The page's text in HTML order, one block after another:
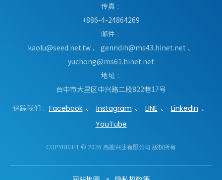
传真
+886-4-24864269
邮件
kaolu@seed.net.tw 、 genndih@ms43.hinet.net 、
yuchong@ms61.hinet.net
地址
台中市大里区中兴路二段822巷17号
追踪我们
Facebook Instagram LINE
LinkedIn
YouTube
COPYRIGHT © 2026 高鹿兴业有限公司 版权所有